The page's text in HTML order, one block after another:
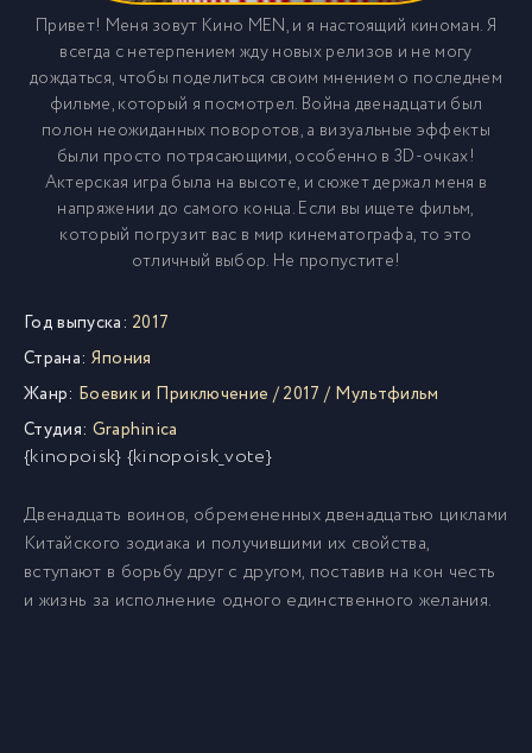
Привет! Меня зовут Кино MEN, и я настоящий киноман. Я
всегда с нетерпением жду новых релизов и не могу
дождаться, чтобы поделиться своим мнением о последнем
фильме, который я посмотрел. Война двенадцати был
полон неожиданных поворотов, а визуальные эффекты
были просто потрясающими, особенно в 3D-очках!
Актерская игра была на высоте, и сюжет держал меня в
напряжении до самого конца. Если вы ищете фильм,
который погрузит вас в мир кинематографа, то это
отличный выбор. Не пропустите!
Год выпуска: 2017
Страна: Япония
Жанр: Боевик и Приключение /2017 / Мультфильм
Студия: Graphinica
{kinopoisk} {kinopoisk_vote}
Двенадцать воинов, обремененных двенадцатью циклами
Китайского зодиака и получившими их свойства,
вступают в борьбу друг с другом, поставив на кон честь
и жизнь за исполнение одного единственного желания.